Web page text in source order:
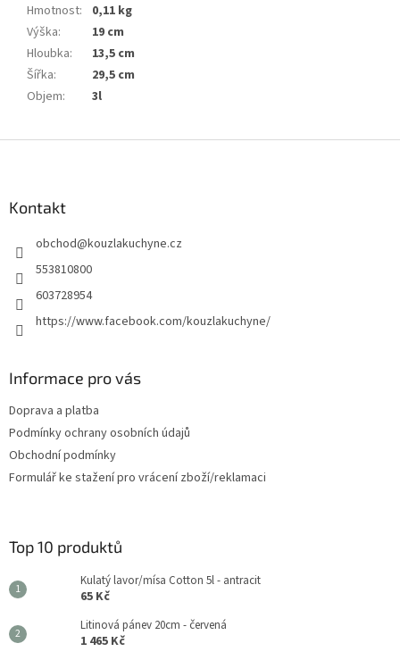
Hmotnost:
0,11 kg
Výška:
19 cm
Hloubka:
13,5 cm
Šířka:
29,5 cm
Objem: 3l
Kontakt
obchod@kouzlakuchyne.cz
553810800
603728954
https://www.facebook.com/kouzlakuchyne/
Informace pro vás
Doprava a platba
Podmínky ochrany osobních údajů
Obchodní podmínky
Formulář ke stažení pro vrácení zboží/reklamaci
Top 10 produktů
Kulatý lavor/mísa Cotton 5l - antracit
65 Kč
Litinová pánev 20cm - červená
1 465 Kč